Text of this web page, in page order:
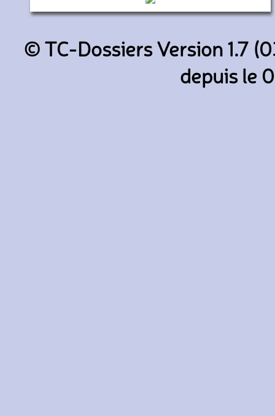
(RATP)
© TC-Dossiers Version 1.7
depuis le